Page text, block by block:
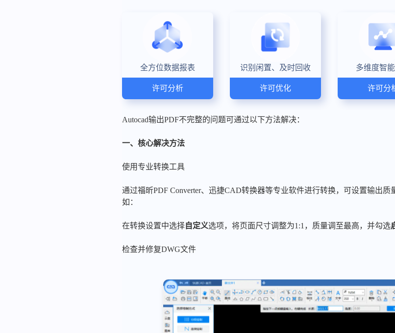
全方位数据报表
许可分析
识别闲置、及时回收
许可优化
多维度智
许可分
Autocad输出PDF不完整的问题可通过以下方法解决：
一、核心解决方法
使用专业转换工具
通过福昕PDF Converter、迅捷CAD转换器等专业软件进行转换，可设置输出
如：
在转换设置中选择自定义选项，将页面尺寸调整为1:1，质量调至最高，并勾选
检查并修复DWG文件